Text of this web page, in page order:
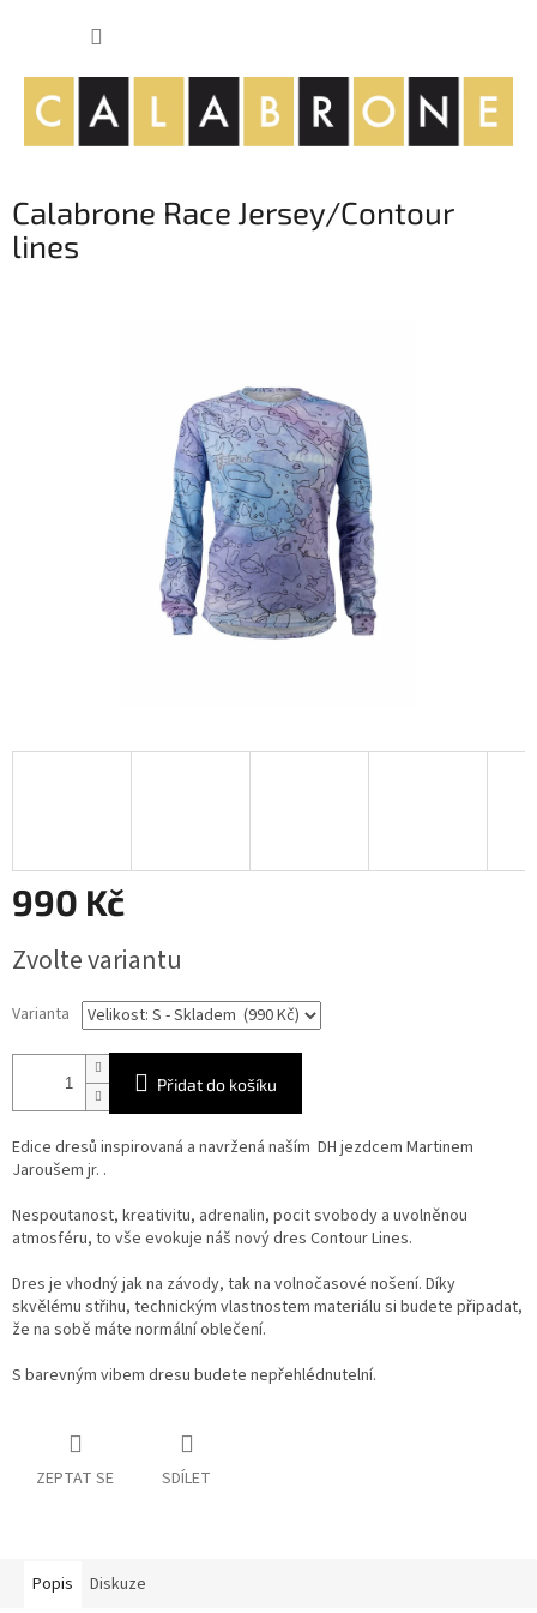
Calabrone Race Jersey/Contour
lines
990 Kč
cena:
Zvolte variantu
Varianta
Přidat do košíku
Edice dresů inspirovaná a navržená naším DH jezdcem Martinem
Jaroušem jr. .
Nespoutanost, kreativitu, adrenalin, pocit svobody a uvolněnou
atmosféru, to vše evokuje náš nový dres Contour Lines.
Dres je vhodný jak na závody, tak na volnočasové nošení. Díky
skvělému střihu, technickým vlastnostem materiálu si budete připadat,
že na sobě máte normální oblečení.
S barevným vibem dresu budete nepřehlédnutelní.
ZEPTAT SE SDÍLET
Popis Diskuze